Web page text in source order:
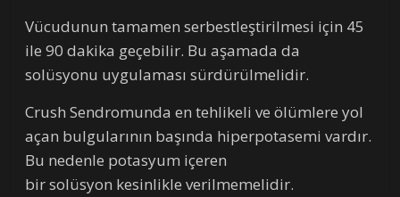
Vücudunun tamamen serbestleştirilmesi için 45
ile 90 dakika geçebilir. Bu aşamada da
solüsyonu uygulaması sürdürülmelidir.
Crush Sendromunda en tehlikeli ve ölümlere yol
açan bulgularının başında hiperpotasemi vardır.
Bu nedenle potasyum içeren
bir solüsyon kesinlikle verilmemelidir.